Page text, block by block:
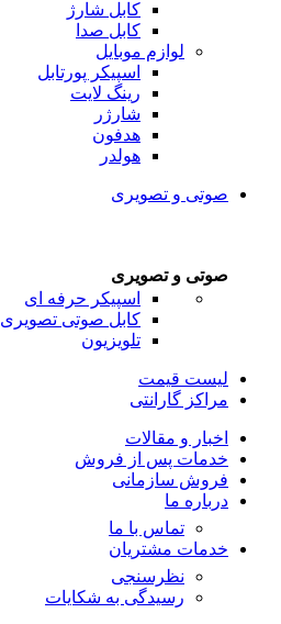
کابل شارژ
کابل صدا
لوازم موبایل
اسپیکر پورتابل
رینگ لایت
شارژر
هدفون
هولدر
صوتی و تصویری
صوتی و تصویری
اسپیکر حرفه ای
کابل صوتی تصویری
تلویزیون
لیست قیمت
مراکز گارانتی
اخبار و مقالات
خدمات پس از فروش
فروش سازمانی
درباره ما
تماس با ما
خدمات مشتریان
نظرسنجی
رسیدگی به شکایات